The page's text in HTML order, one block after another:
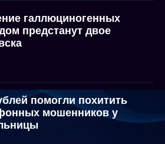
галлюциногенных
предстанут двое
помогли похитить
мошенников у